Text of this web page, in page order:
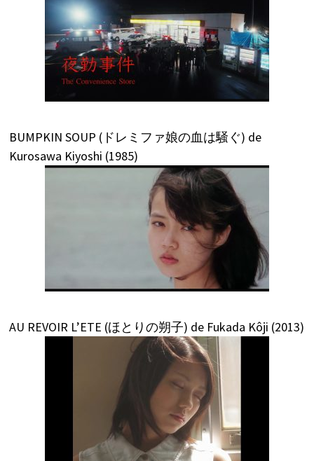
BUMPKIN SOUP (ドレミファ娘の血は騒ぐ) de
Kurosawa Kiyoshi (1985)
AU REVOIR L’ETE (ほとりの朔子) de Fukada Kôji (2013)